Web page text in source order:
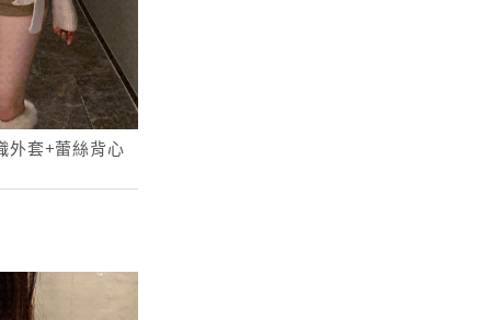
外套+蕾絲背心